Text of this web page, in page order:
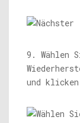
9. Wählen
und